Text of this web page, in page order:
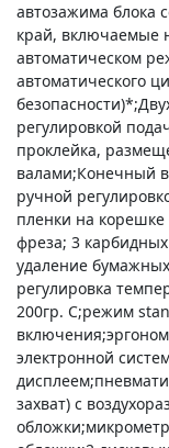
автозажима блока
край, включаемые
автоматическом
автоматического
регулировкой
проклейка,
валами;Конечный
ручной
пленки на
фреза; 3
удаление
регулировка
200гр. С;режим
электронной
захват) с